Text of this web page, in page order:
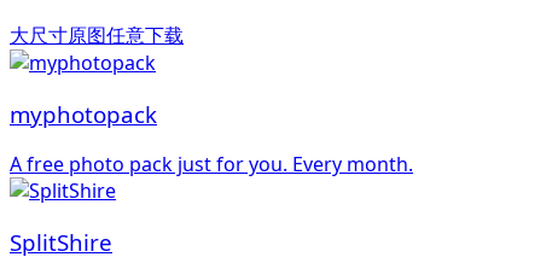
大尺寸原图任意下载
myphotopack
A free photo pack just for you. Every month.
SplitShire